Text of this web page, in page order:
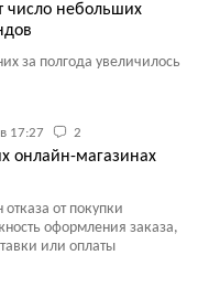
число небольших
за полгода увеличилось
17:27 2
онлайн-магазинах
от покупки
оформления заказа,
или оплаты